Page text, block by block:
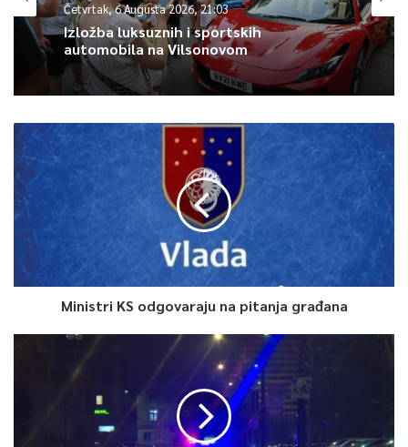
Četvrtak, 6 Augusta 2026, 21:03
Izložba luksuznih i sportskih
automobila na Vilsonovom
Ministri KS odgovaraju na pitanja građana